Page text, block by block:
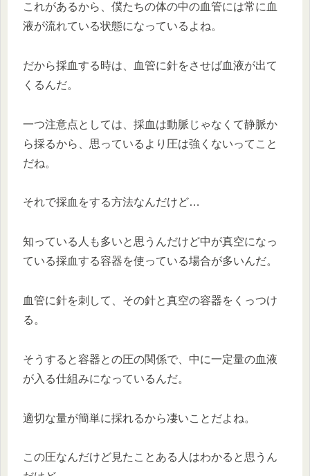
これがあるから、僕たちの体の中の血管には常に血
液が流れている状態になっているよね。
だから採血する時は、血管に針をさせば血液が出て
くるんだ。
一つ注意点としては、採血は動脈じゃなくて静脈か
ら採るから、思っているより圧は強くないってこと
だね。
それで採血をする方法なんだけど…
知っている人も多いと思うんだけど中が真空になっ
ている採血する容器を使っている場合が多いんだ。
血管に針を刺して、その針と真空の容器をくっつけ
る。
そうすると容器との圧の関係で、中に一定量の血液
が入る仕組みになっているんだ。
適切な量が簡単に採れるから凄いことだよね。
この圧なんだけど見たことある人はわかると思うん